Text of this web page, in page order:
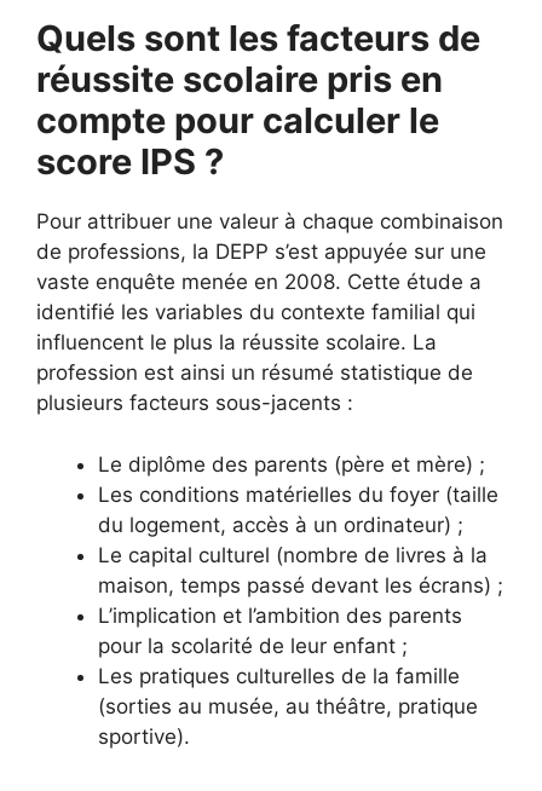
Quels sont les facteurs de
réussite scolaire pris en
compte pour calculer le
score IPS ?
Pour attribuer une valeur à chaque combinaison
de professions, la DEPP s’est appuyée sur une
vaste enquête menée en 2008. Cette étude a
identifié les variables du contexte familial qui
influencent le plus la réussite scolaire. La
profession est ainsi un résumé statistique de
plusieurs facteurs sous-jacents :
Le diplôme des parents (père et mère) ;
Les conditions matérielles du foyer (taille
du logement, accès à un ordinateur) ;
Le capital culturel (nombre de livres à la
maison, temps passé devant les écrans) ;
L’implication et l’ambition des parents
pour la scolarité de leur enfant ;
Les pratiques culturelles de la famille
(sorties au musée, au théâtre, pratique
sportive).